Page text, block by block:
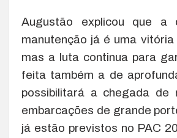
Augustão explicou que a
manutenção já é uma
mas a luta continua para
feita também a de
possibilitará a chegada de
embarcações de grande
já estão previstos no PAC